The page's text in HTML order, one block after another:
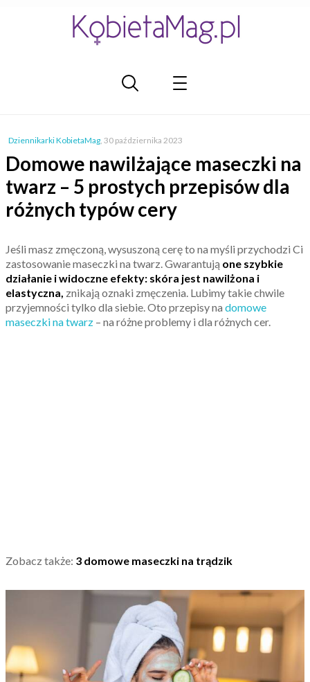
Dziennikarki KobietaMag, 30 października 2023
Domowe nawilżające maseczki na
twarz – 5 prostych przepisów dla
różnych typów cery
Jeśli masz zmęczoną, wysuszoną cerę to na myśli przychodzi Ci
zastosowanie maseczki na twarz. Gwarantują one szybkie
działanie i widoczne efekty: skóra jest nawilżona i
elastyczna, znikają oznaki zmęczenia. Lubimy takie chwile
przyjemności tylko dla siebie. Oto przepisy na domowe
maseczki na twarz – na różne problemy i dla różnych cer.
Zobacz także: 3 domowe maseczki na trądzik